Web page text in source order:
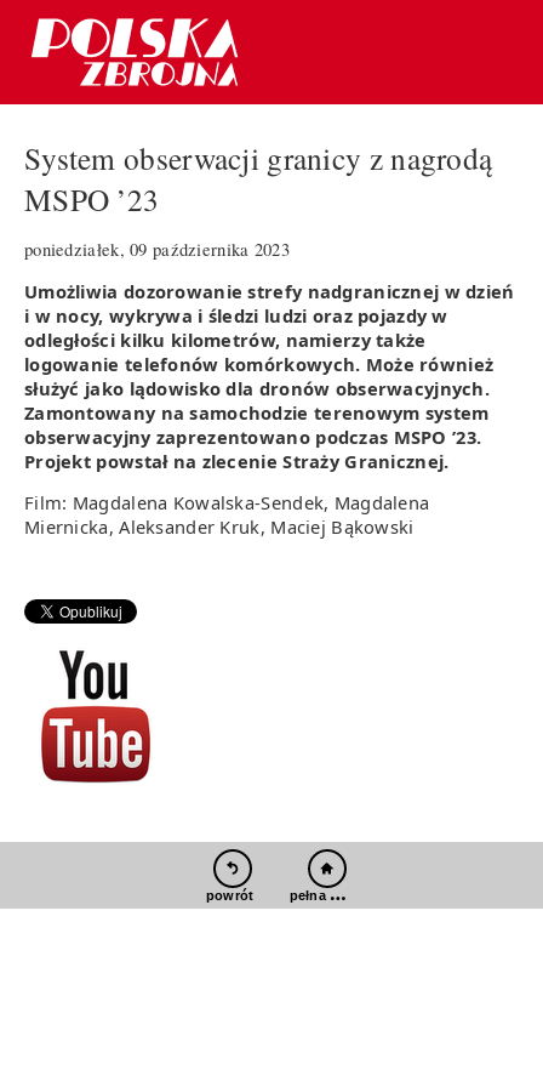
System obserwacji granicy z nagrodą
MSPO ’23
poniedziałek, 09 października 2023
Umożliwia dozorowanie strefy nadgranicznej w dzień
i w nocy, wykrywa i śledzi ludzi oraz pojazdy w
odległości kilku kilometrów, namierzy także
logowanie telefonów komórkowych. Może również
służyć jako lądowisko dla dronów obserwacyjnych.
Zamontowany na samochodzie terenowym system
obserwacyjny zaprezentowano podczas MSPO ’23.
Projekt powstał na zlecenie Straży Granicznej.
Film: Magdalena Kowalska-Sendek, Magdalena
Miernicka, Aleksander Kruk, Maciej Bąkowski
powrót pełna wersja